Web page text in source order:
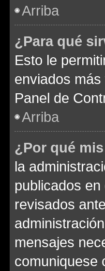
Arriba
¿Para qué
Esto le
enviados
Panel de
Arriba
¿Por qué
la
publicados
revisados
mensajes
comuniquese